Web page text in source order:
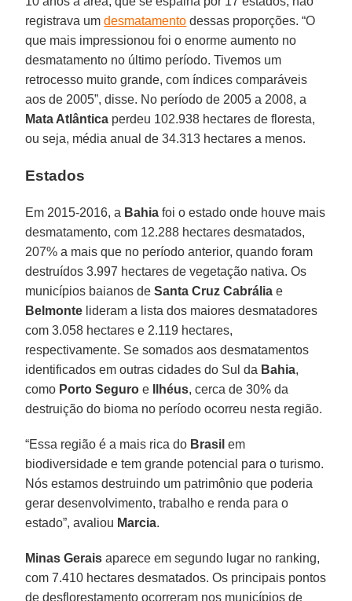
registrava umdesmatamento dessas proporções. “O
que mais impressionou foi o enorme aumento no
desmatamento no último período. Tivemos um
retrocesso muito grande, com índices comparáveis
aos de 2005”, disse. No período de 2005 a 2008, a
Mata Atlântica perdeu 102.938 hectares de floresta,
ou seja, média anual de 34.313 hectares a menos.
Estados
Em 2015-2016, a Bahia foi o estado onde houve mais
desmatamento, com 12.288 hectares desmatados,
207% a mais que no período anterior, quando foram
destruídos 3.997 hectares de vegetação nativa. Os
municípios baianos deSanta Cruz Cabrália e
Belmonte lideram a lista dos maiores desmatadores
com 3.058 hectares e 2.119 hectares,
respectivamente. Se somados aos desmatamentos
identificados em outras cidades do Sul da Bahia,
como Porto Seguro e Ilhéus, cerca de 30% da
destruição do bioma no período ocorreu nesta região.
“Essa região é a mais rica do Brasil em
biodiversidade e tem grande potencial para o turismo.
Nós estamos destruindo um patrimônio que poderia
gerar desenvolvimento, trabalho e renda para o
estado”, avaliou Marcia.
Minas Gerais aparece em segundo lugar no ranking,
com 7.410 hectares desmatados. Os principais pontos
de desflorestamento ocorreram nos municípios de